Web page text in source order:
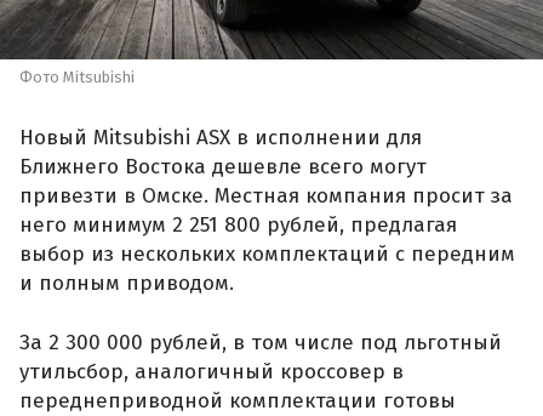
Фото Mitsubishi
Новый Mitsubishi ASX в исполнении для
Ближнего Востока дешевле всего могут
привезти в Омске. Местная компания просит за
него минимум 2 251 800 рублей, предлагая
выбор из нескольких комплектаций с передним
и полным приводом.
За 2 300 000 рублей, в том числе под льготный
утильсбор, аналогичный кроссовер в
переднеприводной комплектации готовы